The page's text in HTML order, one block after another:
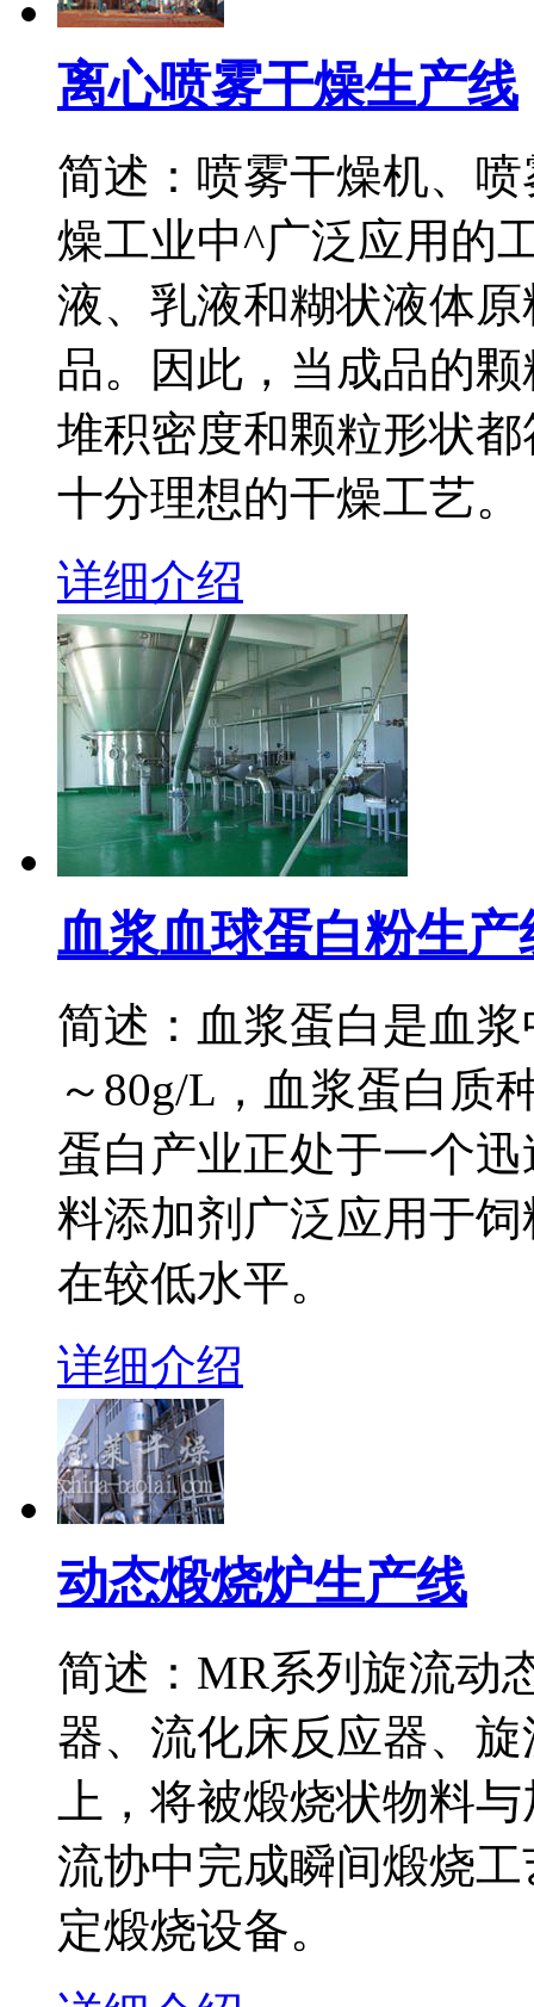
离心喷雾干燥生产线
简述：喷雾干燥机、
燥工业中^广泛应用的
液、乳液和糊状液体
品。因此，当成品的
堆积密度和颗粒形状
十分理想的干燥工艺。
详细介绍
血浆血球蛋白粉生产
简述：血浆蛋白是血
～80g/L，血浆蛋白质
蛋白产业正处于一个
料添加剂广泛应用于
在较低水平。
详细介绍
动态煅烧炉生产线
简述：MR系列旋流动
器、流化床反应器、
上，将被煅烧状物料
流协中完成瞬间煅烧
定煅烧设备。